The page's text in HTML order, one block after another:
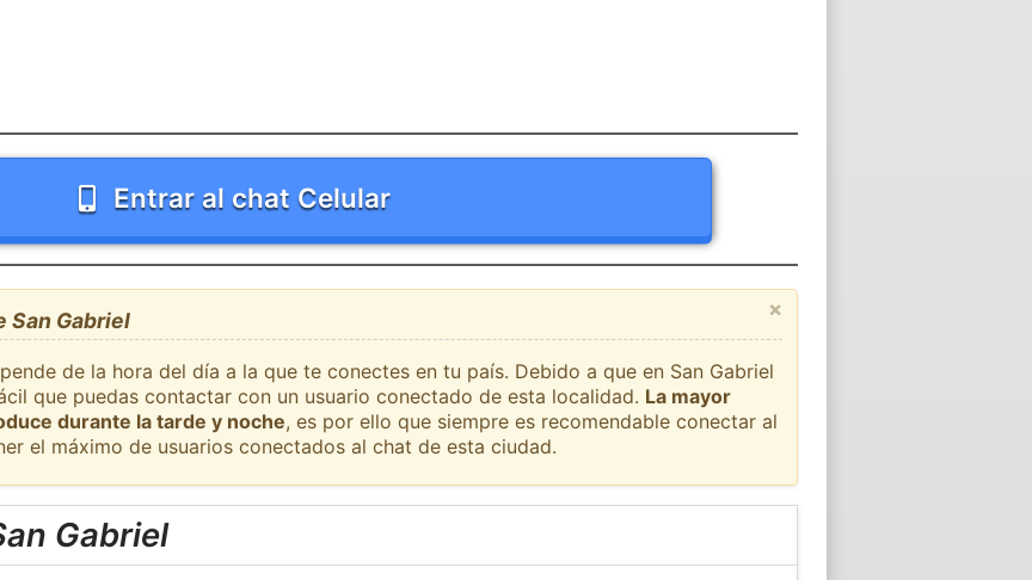
Entrar al chat Celular
×
San Gabriel
de la hora del día a la que te conectes en tu país. Debido a que en San Gabriel
que puedas contactar con un usuario conectado de esta localidad. La mayor
durante la tarde y noche, es por ello que siempre es recomendable conectar al
el máximo de usuarios conectados al chat de esta ciudad.
Gabriel